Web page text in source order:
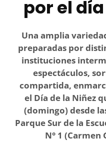
por el
Una amplia
preparadas por
instituciones
espectáculos,
compartida,
el Día de la Niñez
(domingo) desde
Parque Sur de la
N° 1 (Carmen